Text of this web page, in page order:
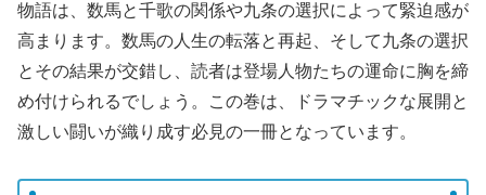
物語は、数馬と千歌の関係や九条の選択によって緊迫感が
高まります。数馬の人生の転落と再起、そして九条の選択
とその結果が交錯し、読者は登場人物たちの運命に胸を締
め付けられるでしょう。この巻は、ドラマチックな展開と
激しい闘いが織り成す必見の一冊となっています。